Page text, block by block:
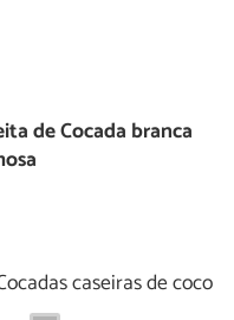
de Cocada branca
caseiras de coco